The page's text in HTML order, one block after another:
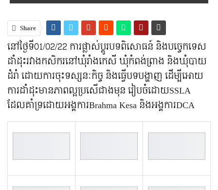
Share
នៅថ្ងៃទី01/02/22 ការផ្លាស់ប្តូរបទពិសោធន៍ និងបច្ចេកទេស
ដាំដុះរវាងកសិករនៅឃុំរាំងកេសី ឃុំកំពង់ព្រាង និងឃុំបាយ
ដំរាំ ដោយការចុះទស្សនៈកិច្ច និងធ្វើបទបង្ហាញ ដើម្បីអោយ
ការដាំដុះមានភាពល្អប្រសើជាងមុន រៀបចំដោយSSLA
ដែលគាំទ្រដោយអង្គការBrahma Kesa និងអង្គការDCA